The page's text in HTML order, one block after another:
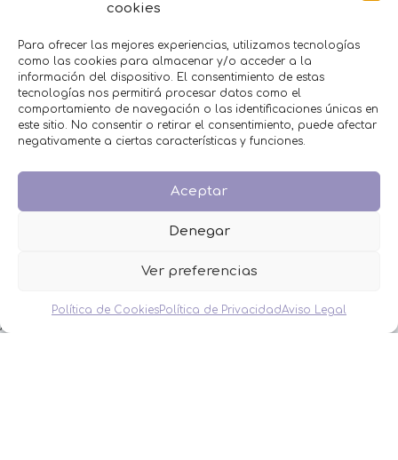
cookies
Para ofrecer las mejores experiencias, utilizamos tecnologías
como las cookies para almacenar y/o acceder a la
información del dispositivo. El consentimiento de estas
tecnologías nos permitirá procesar datos como el
comportamiento de navegación o las identificaciones únicas en
este sitio. No consentir o retirar el consentimiento, puede afectar
negativamente a ciertas características y funciones.
Aceptar
Denegar
Ver preferencias
Política de CookiesPolítica de PrivacidadAviso Legal
BAUTIZO
BODA
COMUNIÓN
HOMBRES
MESAS DULCES
MINIPERFUMES
Aviso Legal